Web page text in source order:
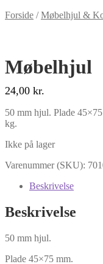
Forside /Møbelhjul &
Møbelhjul
24,00 kr.
50 mm hjul. Plade
kg.
Ikke på lager
Varenummer (SKU):
Beskrivelse
Beskrivelse
50 mm hjul.
Plade 45×75 mm.